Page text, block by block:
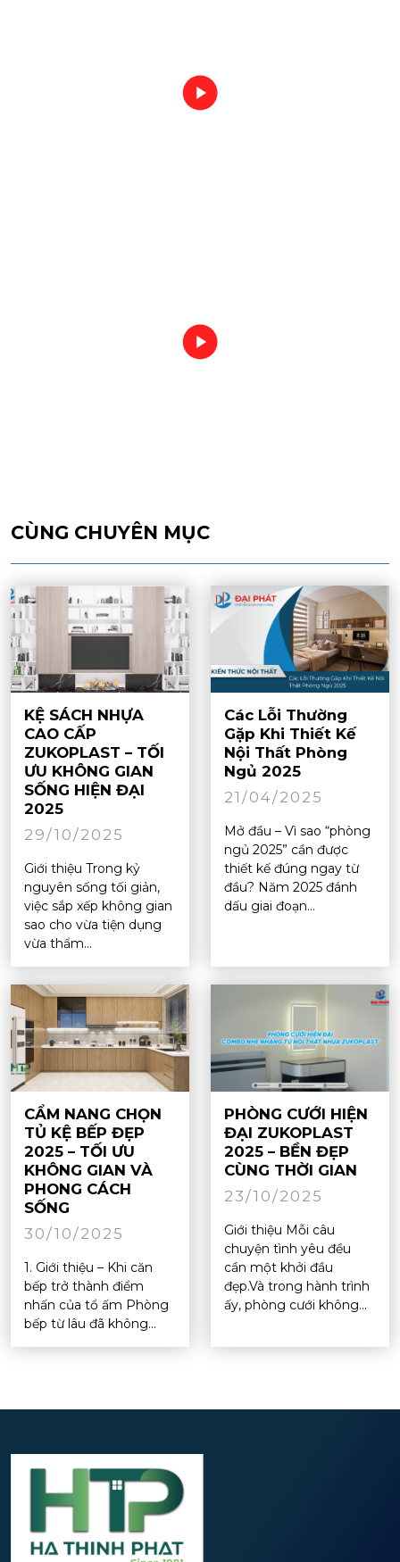
CÙNG CHUYÊN MỤC
KỆ SÁCH NHỰA
CAO CẤP
ZUKOPLAST – TỐI
ƯU KHÔNG GIAN
SỐNG HIỆN ĐẠI
2025
29/10/2025
Giới thiệu Trong kỷ
nguyên sống tối giản,
việc sắp xếp không gian
sao cho vừa tiện dụng
vừa thẩm...
Các Lỗi Thường
Gặp Khi Thiết Kế
Nội Thất Phòng
Ngủ 2025
21/04/2025
Mở đầu – Vì sao “phòng
ngủ 2025” cần được
thiết kế đúng ngay từ
đầu? Năm 2025 đánh
dấu giai đoạn...
CẨM NANG CHỌN
TỦ KỆ BẾP ĐẸP
2025 – TỐI ƯU
KHÔNG GIAN VÀ
PHONG CÁCH
SỐNG
30/10/2025
1. Giới thiệu – Khi căn
bếp trở thành điểm
nhấn của tổ ấm Phòng
bếp từ lâu đã không...
PHÒNG CƯỚI HIỆN
ĐẠI ZUKOPLAST
2025 – BỀN ĐẸP
CÙNG THỜI GIAN
23/10/2025
Giới thiệu Mỗi câu
chuyện tình yêu đều
cần một khởi đầu
đẹp.Và trong hành trình
ấy, phòng cưới không...